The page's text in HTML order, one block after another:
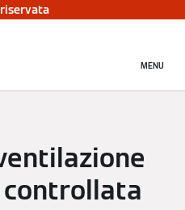
MENU
controllata